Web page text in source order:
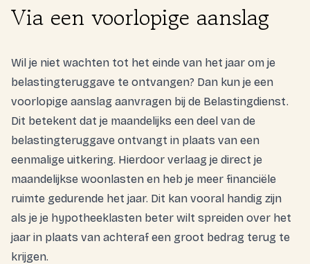
Via een voorlopige aanslag
Wil je niet wachten tot het einde van het jaar om je
belastingteruggave te ontvangen? Dan kun je een
voorlopige aanslag aanvragen bij de Belastingdienst.
Dit betekent dat je maandelijks een deel van de
belastingteruggave ontvangt in plaats van een
eenmalige uitkering. Hierdoor verlaag je direct je
maandelijkse woonlasten en heb je meer financiële
ruimte gedurende het jaar. Dit kan vooral handig zijn
als je je hypotheeklasten beter wilt spreiden over het
jaar in plaats van achteraf een groot bedrag terug te
krijgen.